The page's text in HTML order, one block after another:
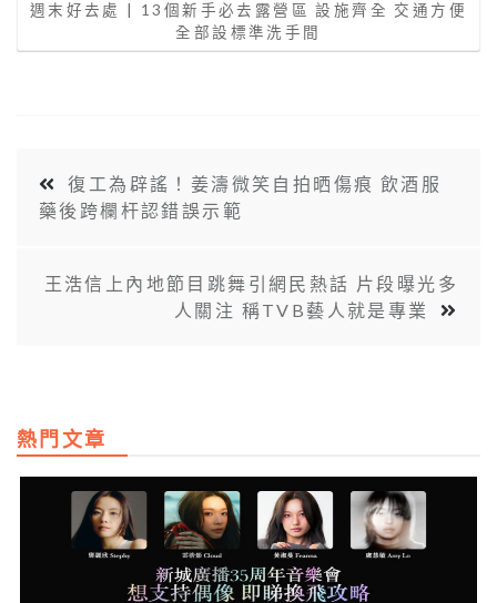
週末好去處 | 13個新手必去露營區 設施齊全 交通方便
全部設標準洗手間
復工為辟謠！姜濤微笑自拍晒傷痕 飲酒服
藥後跨欄杆認錯誤示範
王浩信上內地節目跳舞引網民熱話 片段曝光多
人關注 稱TVB藝人就是專業
熱門文章